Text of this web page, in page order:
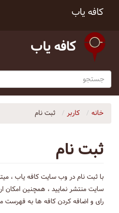
کافه یاب
کافه یاب
خانه کاربر ثبت نام
ثبت نام
با ثبت نام در وب سایت کافه یاب ،
سایت منتشر نمایید ، همچنین
رای و اضافه کردن کافه ها به فهرست